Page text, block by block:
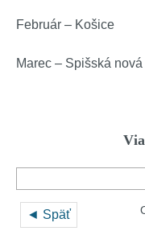
Február – Košice
Marec – Spišská nová
◄ Späť